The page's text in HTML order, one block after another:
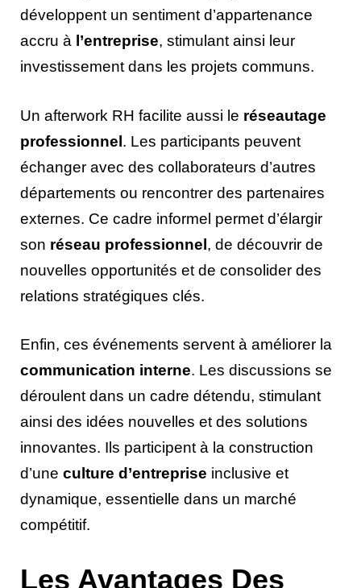
développent un sentiment d’appartenance
accru à l’entreprise, stimulant ainsi leur
investissement dans les projets communs.
Un afterwork RH facilite aussi le réseautage
professionnel. Les participants peuvent
échanger avec des collaborateurs d’autres
départements ou rencontrer des partenaires
externes. Ce cadre informel permet d’élargir
son réseau professionnel, de découvrir de
nouvelles opportunités et de consolider des
relations stratégiques clés.
Enfin, ces événements servent à améliorer la
communication interne. Les discussions se
déroulent dans un cadre détendu, stimulant
ainsi des idées nouvelles et des solutions
innovantes. Ils participent à la construction
d’une culture d’entreprise inclusive et
dynamique, essentielle dans un marché
compétitif.
Les Avantages Des